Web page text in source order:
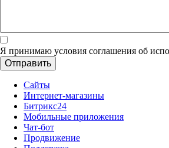
Я принимаю условия соглашения об
Сайты
Интернет-магазины
Битрикс24
Мобильные приложения
Чат-бот
Продвижение